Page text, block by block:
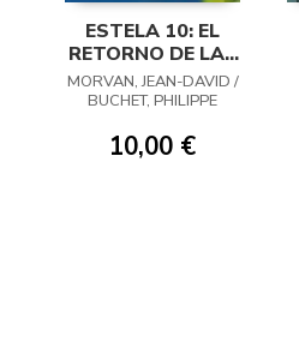
ESTELA 10: EL
RETORNO DE LAS
LLAMAS
MORVAN, JEAN-DAVID /
BUCHET, PHILIPPE
10,00 €